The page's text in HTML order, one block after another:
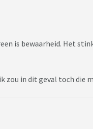
is bewaarheid. Het
zou in dit geval toch die